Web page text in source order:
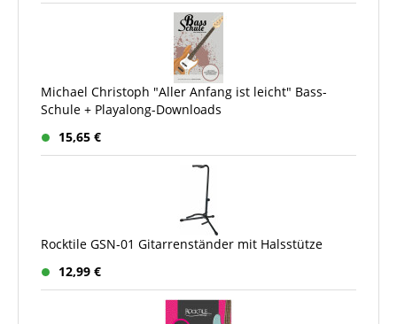
Michael Christoph "Aller Anfang ist leicht" Bass-
Schule + Playalong-Downloads
15,65 €
Rocktile GSN-01 Gitarrenständer mit Halsstütze
12,99 €